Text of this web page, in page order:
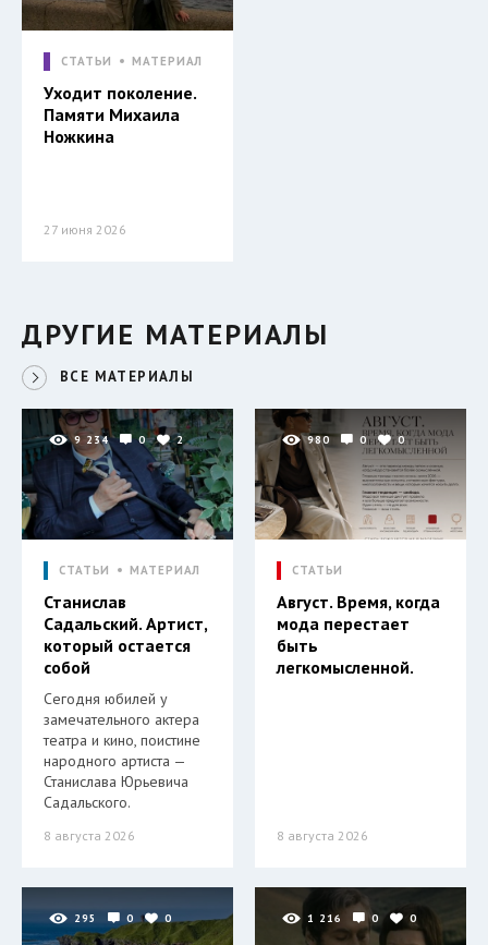
СТАТЬИ МАТЕРИАЛ
Уходит поколение.
Памяти Михаила
Ножкина
27 июня 2026
ДРУГИЕ МАТЕРИАЛЫ
ВСЕ МАТЕРИАЛЫ
9 234 0 2
СТАТЬИ МАТЕРИАЛ
Станислав
Садальский. Артист,
который остается
собой
Сегодня юбилей у
замечательного актера
театра и кино, поистине
народного артиста —
Станислава Юрьевича
Садальского.
8 августа 2026
980 0 0
СТАТЬИ
Август. Время, когда
мода перестает
быть
легкомысленной.
8 августа 2026
295 0 0 1 216 0 0